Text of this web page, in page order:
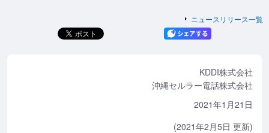
ニュースリリース一覧
KDDI株式会社
沖縄セルラー電話株式会社
2021年1月21日
(2021年2月5日 更新)